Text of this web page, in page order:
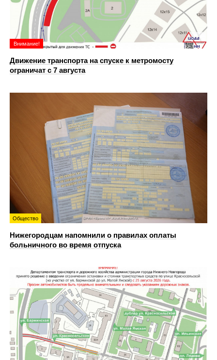
Внимание!
Движение транспорта на спуске к метромосту
ограничат с 7 августа
Общество
Нижегородцам напомнили о правилах оплаты
больничного во время отпуска